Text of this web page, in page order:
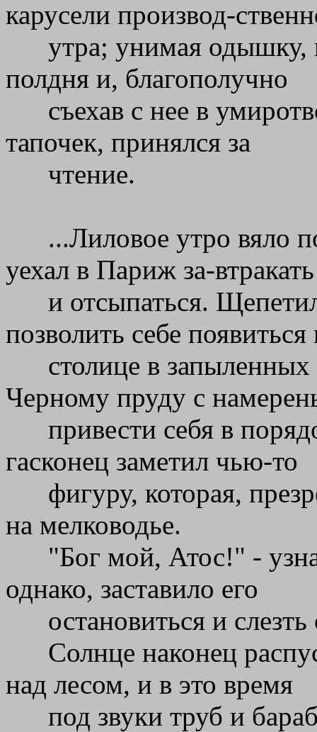
карусели производ-
утра; унимая одышку,
полдня и, благополучно
съехав с нее в
тапочек, принялся за
чтение.
...Лиловое утро вяло
уехал в Париж за-втракать
и отсыпаться.
позволить себе появиться
столице в
Черному пруду с
привести себя в
гасконец заметил чью-то
фигуру, которая,
на мелководье.
"Бог мой, Атос!" -
однако, заставило его
остановиться и
Солнце наконец
над лесом, и в это время
под звуки труб и